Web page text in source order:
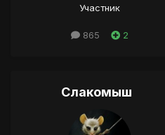
Участник
865 2
Слакомыш